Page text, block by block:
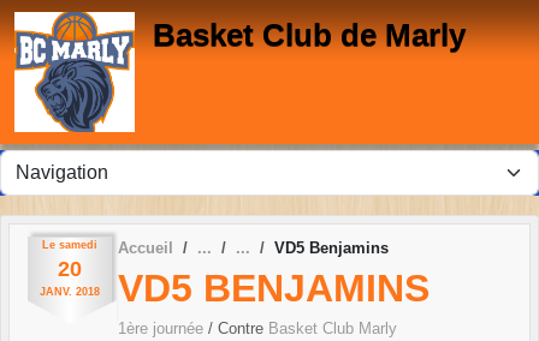
Basket Club de Marly
Le samedi
20
JANV. 2018
Accueil VD5 Benjamins
VD5 BENJAMINS
1ère journée / Contre Basket Club Marly
Panneau de gestion des cookies